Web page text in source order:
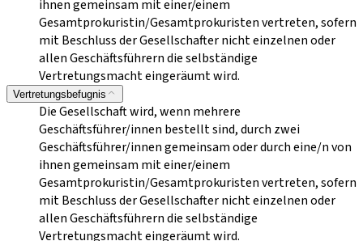
ihnen gemeinsam mit einer/einem
Gesamtprokuristin/Gesamtprokuristen vertreten, sofern
mit Beschluss der Gesellschafter nicht einzelnen oder
allen Geschäftsführern die selbständige
Vertretungsmacht eingeräumt wird.
Vertretungsbefugnis
Die Gesellschaft wird, wenn mehrere
Geschäftsführer/innen bestellt sind, durch zwei
Geschäftsführer/innen gemeinsam oder durch eine/n von
ihnen gemeinsam mit einer/einem
Gesamtprokuristin/Gesamtprokuristen vertreten, sofern
mit Beschluss der Gesellschafter nicht einzelnen oder
allen Geschäftsführern die selbständige
Vertretungsmacht eingeräumt wird.